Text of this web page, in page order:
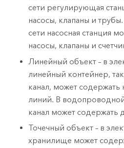
сети регулирующая
насосы, клапаны и
сети насосная станция
насосы, клапаны и
Линейный объект – в
линейный контейнер,
канал, может
линий. В
канал может содержать
Точечный объект – в
хранилище может